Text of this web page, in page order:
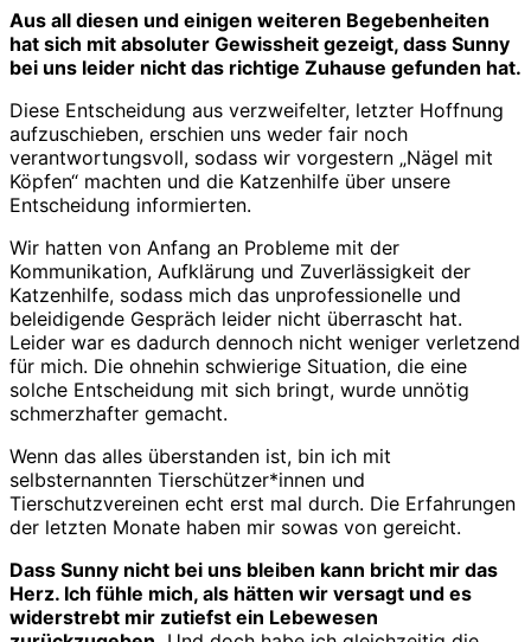
Aus all diesen und einigen weiteren Begebenheiten
hat sich mit absoluter Gewissheit gezeigt, dass Sunny
bei uns leider nicht das richtige Zuhause gefunden hat.
Diese Entscheidung aus verzweifelter, letzter Hoffnung
aufzuschieben, erschien uns weder fair noch
verantwortungsvoll, sodass wir vorgestern „Nägel mit
Köpfen“ machten und die Katzenhilfe über unsere
Entscheidung informierten.
Wir hatten von Anfang an Probleme mit der
Kommunikation, Aufklärung und Zuverlässigkeit der
Katzenhilfe, sodass mich das unprofessionelle und
beleidigende Gespräch leider nicht überrascht hat.
Leider war es dadurch dennoch nicht weniger verletzend
für mich. Die ohnehin schwierige Situation, die eine
solche Entscheidung mit sich bringt, wurde unnötig
schmerzhafter gemacht.
Wenn das alles überstanden ist, bin ich mit
selbsternannten Tierschützer*innen und
Tierschutzvereinen echt erst mal durch. Die Erfahrungen
der letzten Monate haben mir sowas von gereicht.
Dass Sunny nicht bei uns bleiben kann bricht mir das
Herz. Ich fühle mich, als hätten wir versagt und es
widerstrebt mir zutiefst ein Lebewesen